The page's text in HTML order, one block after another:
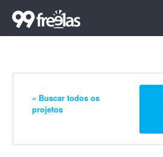
« Buscar todos os
projetos